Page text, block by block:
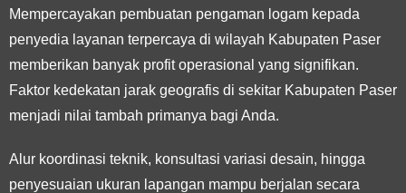
Mempercayakan pembuatan pengaman logam kepada
penyedia layanan terpercaya di wilayah Kabupaten Paser
memberikan banyak profit operasional yang signifikan.
Faktor kedekatan jarak geografis di sekitar Kabupaten Paser
menjadi nilai tambah primanya bagi Anda.
Alur koordinasi teknik, konsultasi variasi desain, hingga
penyesuaian ukuran lapangan mampu berjalan secara